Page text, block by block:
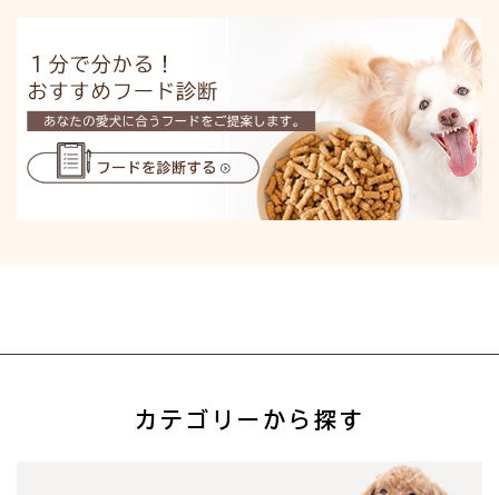
カテゴリーから探す